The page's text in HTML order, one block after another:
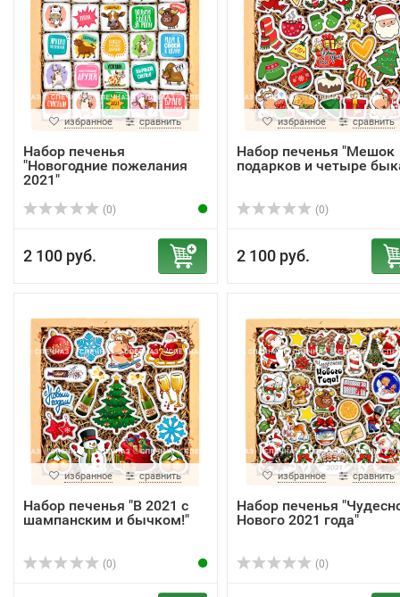
избранное сравнить
Набор печенья
"Новогодние пожелания
2021"
(0)
2 100 руб.
избранное сравнить
Набор печенья "Мешок
подарков и четыре
(0)
2 100 руб.
избранное сравнить
Набор печенья "В 2021 с
шампанским и бычком!"
(0)
избранное сравнить
Набор печенья
Нового 2021 года"
(0)